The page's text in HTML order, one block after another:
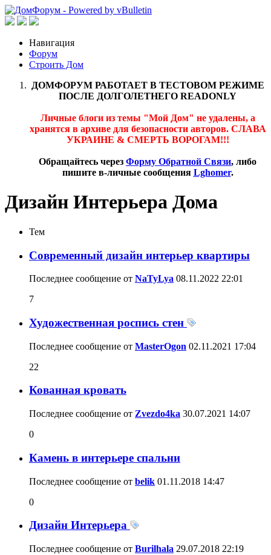
Навигация
Форум
Строить Дом
ДОМФОРУМ РАБОТАЕТ В ТЕСТОВОМ РЕЖИМЕ
ПОСЛЕ ДОЛГОЛЕТНЕГО READONLY
Личные блоги из темы "Мой Дом" не удалены, а
хранятся в архиве для безопасности авторов. СЛАВА
УКРАИНЕ & СМЕРТЬ ВОРОГАМ!!!
Обращайтесь через Форму Обратной Связи, либо
пишите в-личные сообщения Lghomer.
Дизайн Интерьера Дома
Тем
Современный дизайн интерьер квартиры
Последнее сообщение от NaTyLya 08.11.2022 22:01
7
Художественная роспись стен
Последнее сообщение от MasterOgon 02.11.2021 17:04
22
Кованная кровать
Последнее сообщение от Zvezdo4ka 30.07.2021 14:07
0
Камень в интерьере спальни
Последнее сообщение от belik 01.11.2018 14:47
0
Дизайн Интерьера
Последнее сообщение от Burilhala 29.07.2018 22:19